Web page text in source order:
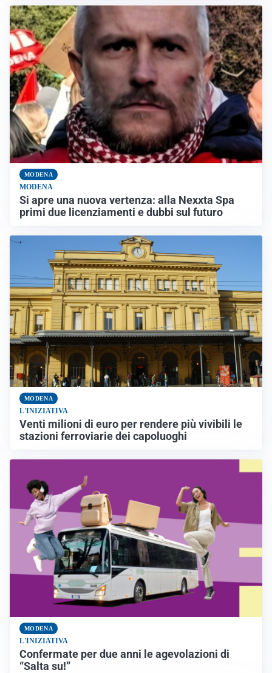
MODENA
MODENA
Si apre una nuova vertenza: alla Nexxta Spa
primi due licenziamenti e dubbi sul futuro
MODENA
L'INIZIATIVA
Venti milioni di euro per rendere più vivibili le
stazioni ferroviarie dei capoluoghi
MODENA
L'INIZIATIVA
Confermate per due anni le agevolazioni di
“Salta su!”